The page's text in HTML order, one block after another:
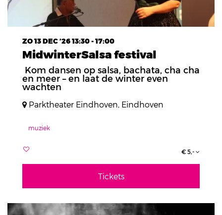
MidwinterSalsa festival
ZO 13 DEC ’2613:30 - 17:00
Kom dansen op salsa, bachata, cha cha
en meer – en laat de winter even
wachten
Parktheater Eindhoven, Eindhoven
muziek
€ 5,-
Tickets